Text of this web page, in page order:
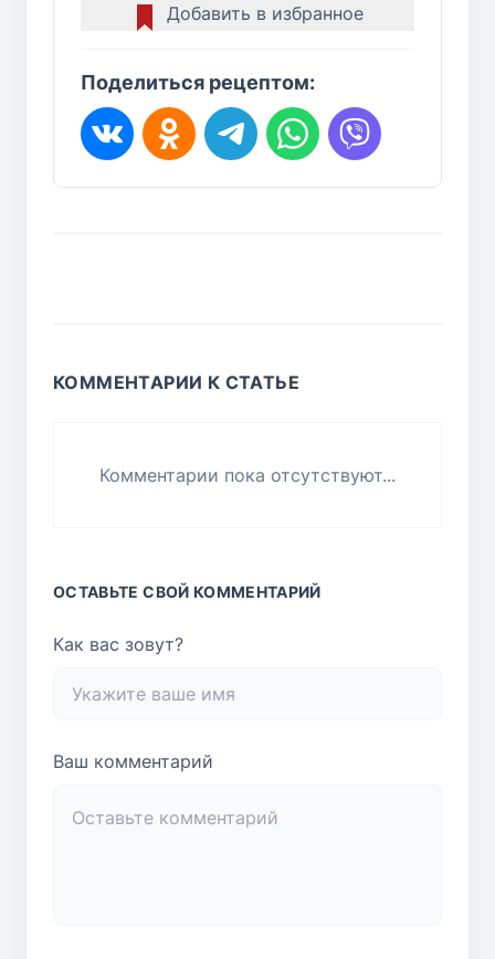
Добавить в избранное
Поделиться рецептом:
КОММЕНТАРИИ К СТАТЬЕ
Комментарии пока отсутствуют...
ОСТАВЬТЕ СВОЙ КОММЕНТАРИЙ
Как вас зовут?
Ваш комментарий